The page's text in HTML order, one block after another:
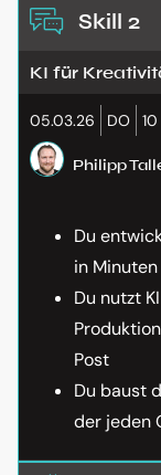
Skill 2
KI für
05.03.26 DO
Philipp
Du
in
Du nutzt
Post
Du baust
der jeden